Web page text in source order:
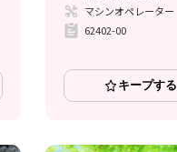
マシンオペレーター
62402-00
キープする